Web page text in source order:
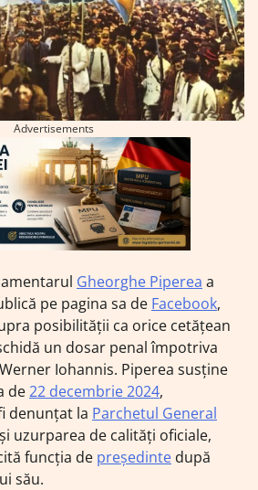
Advertisements
Gheorghe Piperea a
pe pagina sa de Facebook,
posibilității ca orice cetățean
un dosar penal împotriva
Iohannis. Piperea susține
de22 decembrie 2024,
denunțat la Parchetul General
și uzurparea de calități oficiale,
funcția de președinte după
său.